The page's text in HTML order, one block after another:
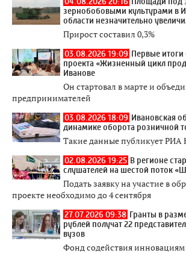
зернобобовыми культурами в
области незначительно
Прирост составил 0,3%
03.08.2026 19:09 Первые итоги
проекта «Жизненный цикл
Иванове
Он стартовал в марте и
предпринимателей
03.08.2026 18:09 Ивановская
динамике оборота розничной
Такие данные публикует РИА
02.08.2026 19:25 В регионе
слушателей на шестой поток
Подать заявку на участие в
проекте необходимо до 4 сентября
27.07.2026 09:38 Гранты в
рублей получат 22
вузов
Фонд содействия инновациям